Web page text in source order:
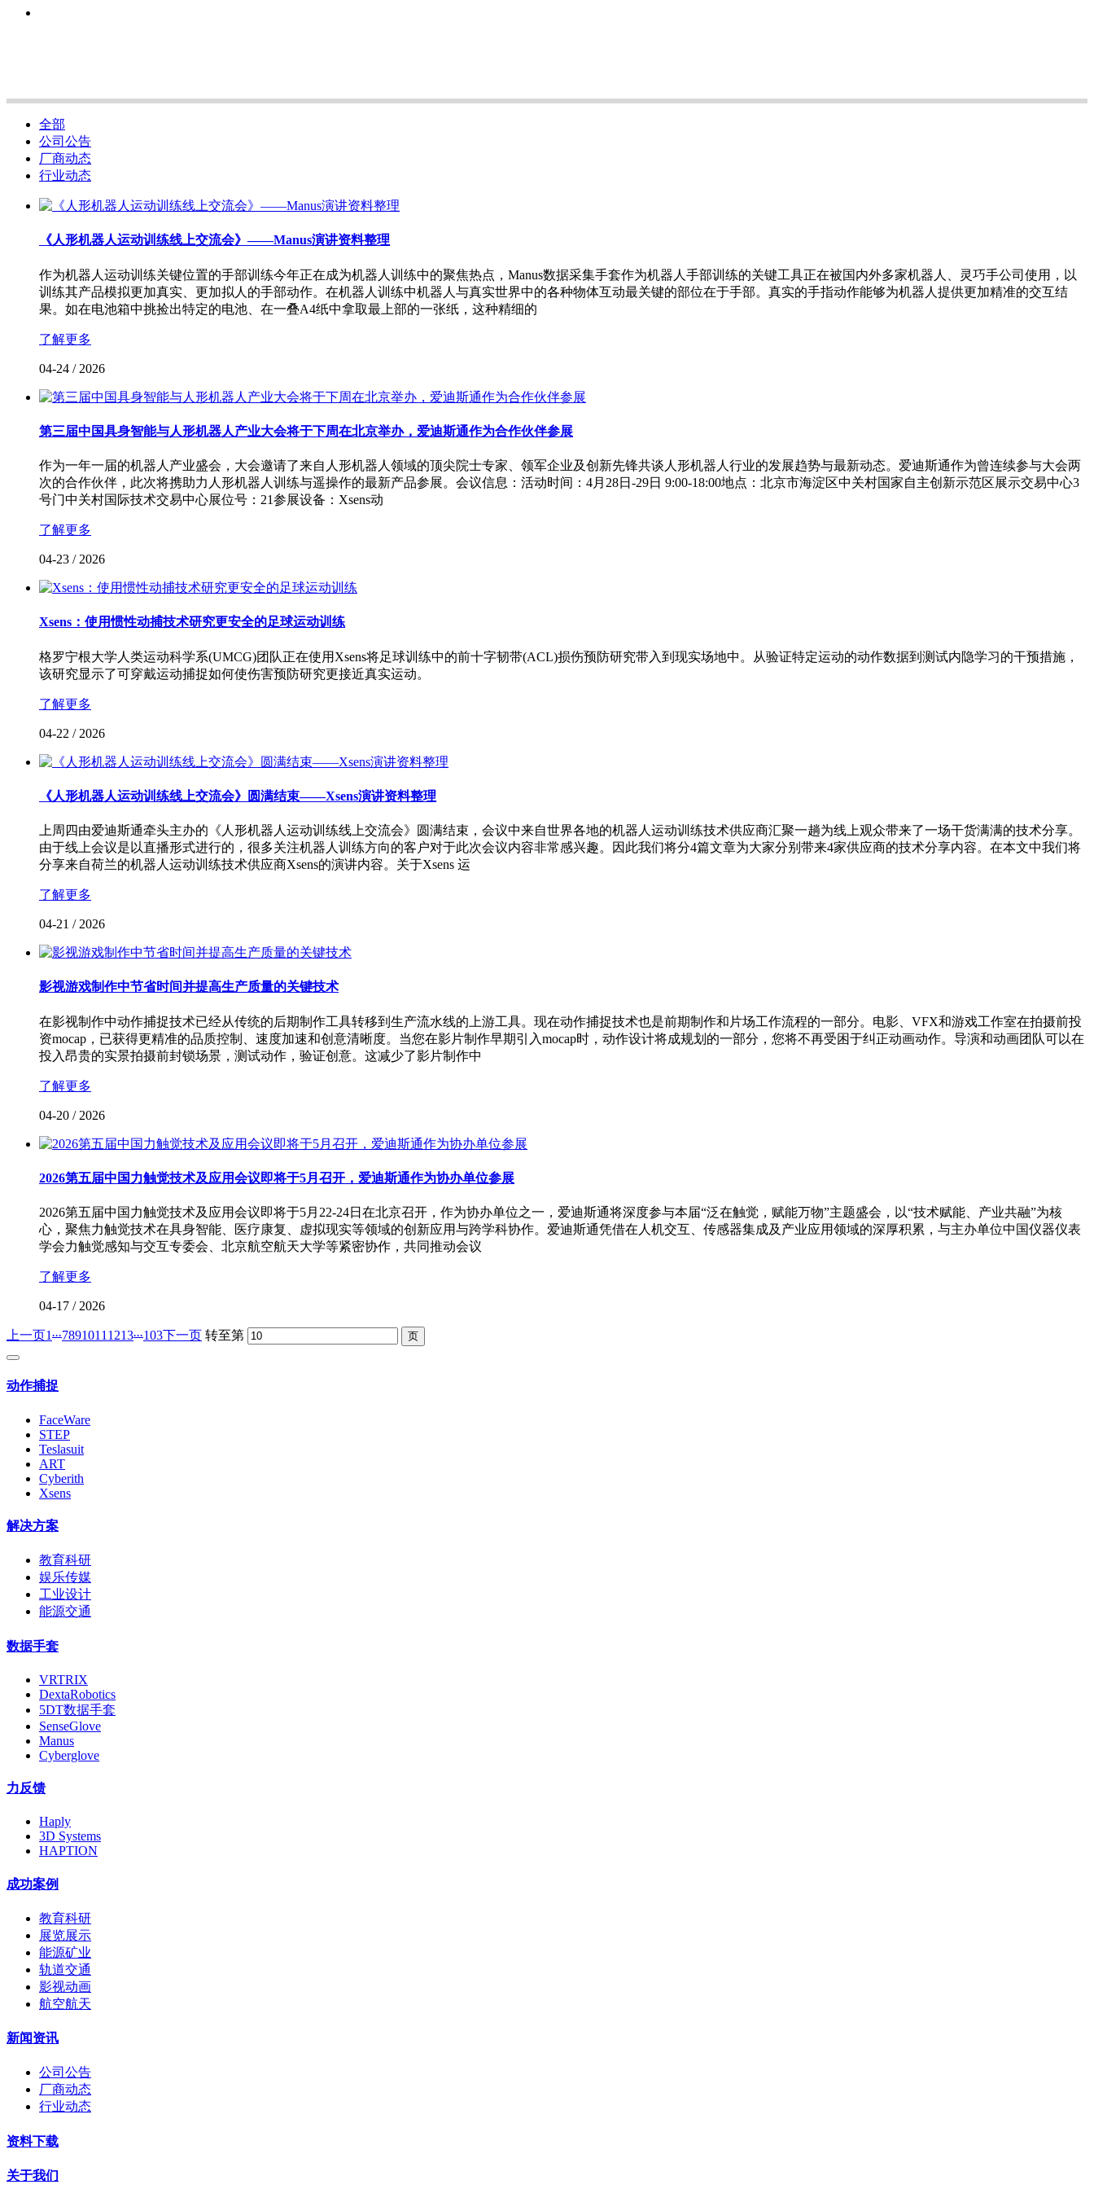
全部
公司公告
厂商动态
行业动态
《人形机器人运动训练线上交流会》——Manus演讲资料整理
作为机器人运动训练关键位置的手部训练今年正在成为机器人训练中的聚焦热点，Manus数据采集手套作为机器人手部训练的关键工具正在被国内外多家机器人、灵巧手公司使用，以
训练其产品模拟更加真实、更加拟人的手部动作。在机器人训练中机器人与真实世界中的各种物体互动最关键的部位在于手部。真实的手指动作能够为机器人提供更加精准的交互结
果。如在电池箱中挑捡出特定的电池、在一叠A4纸中拿取最上部的一张纸，这种精细的
了解更多
04-24 / 2026
第三届中国具身智能与人形机器人产业大会将于下周在北京举办，爱迪斯通作为合作伙伴参展
作为一年一届的机器人产业盛会，大会邀请了来自人形机器人领域的顶尖院士专家、领军企业及创新先锋共谈人形机器人行业的发展趋势与最新动态。爱迪斯通作为曾连续参与大会两
次的合作伙伴，此次将携助力人形机器人训练与遥操作的最新产品参展。会议信息：活动时间：4月28日-29日 9:00-18:00地点：北京市海淀区中关村国家自主创新示范区展示交易中心3
号门中关村国际技术交易中心展位号：21参展设备：Xsens动
了解更多
04-23 / 2026
Xsens：使用惯性动捕技术研究更安全的足球运动训练
格罗宁根大学人类运动科学系(UMCG)团队正在使用Xsens将足球训练中的前十字韧带(ACL)损伤预防研究带入到现实场地中。从验证特定运动的动作数据到测试内隐学习的干预措施，
该研究显示了可穿戴运动捕捉如何使伤害预防研究更接近真实运动。
了解更多
04-22 / 2026
《人形机器人运动训练线上交流会》圆满结束——Xsens演讲资料整理
上周四由爱迪斯通牵头主办的《人形机器人运动训练线上交流会》圆满结束，会议中来自世界各地的机器人运动训练技术供应商汇聚一趟为线上观众带来了一场干货满满的技术分享。
由于线上会议是以直播形式进行的，很多关注机器人训练方向的客户对于此次会议内容非常感兴趣。因此我们将分4篇文章为大家分别带来4家供应商的技术分享内容。在本文中我们将
分享来自荷兰的机器人运动训练技术供应商Xsens的演讲内容。关于Xsens 运
了解更多
04-21 / 2026
影视游戏制作中节省时间并提高生产质量的关键技术
在影视制作中动作捕捉技术已经从传统的后期制作工具转移到生产流水线的上游工具。现在动作捕捉技术也是前期制作和片场工作流程的一部分。电影、VFX和游戏工作室在拍摄前投
资mocap，已获得更精准的品质控制、速度加速和创意清晰度。当您在影片制作早期引入mocap时，动作设计将成规划的一部分，您将不再受困于纠正动画动作。导演和动画团队可以在
投入昂贵的实景拍摄前封锁场景，测试动作，验证创意。这减少了影片制作中
了解更多
04-20 / 2026
2026第五届中国力触觉技术及应用会议即将于5月召开，爱迪斯通作为协办单位参展
2026第五届中国力触觉技术及应用会议即将于5月22-24日在北京召开，作为协办单位之一，爱迪斯通将深度参与本届“泛在触觉，赋能万物”主题盛会，以“技术赋能、产业共融”为核
心，聚焦力触觉技术在具身智能、医疗康复、虚拟现实等领域的创新应用与跨学科协作。爱迪斯通凭借在人机交互、传感器集成及产业应用领域的深厚积累，与主办单位中国仪器仪表
学会力触觉感知与交互专委会、北京航空航天大学等紧密协作，共同推动会议
了解更多
04-17 / 2026
上一页1...7891011 1213...103下一页 转至第
动作捕捉
FaceWare
STEP
Teslasuit
ART
Cyberith
Xsens
解决方案
教育科研
娱乐传媒
工业设计
能源交通
数据手套
VRTRIX
DextaRobotics
5DT数据手套
SenseGlove
Manus
Cyberglove
力反馈
Haply
3D Systems
HAPTION
成功案例
教育科研
展览展示
能源矿业
轨道交通
影视动画
航空航天
新闻资讯
公司公告
厂商动态
行业动态
资料下载
关于我们